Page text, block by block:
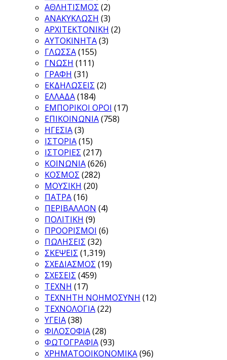
ΑΘΛΗΤΙΣΜΟΣ (2)
ΑΝΑΚΥΚΛΩΣΗ (3)
ΑΡΧΙΤΕΚΤΟΝΙΚΗ (2)
ΑΥΤΟΚΙΝΗΤΑ(3)
ΓΛΩΣΣΑ(155)
ΓΝΩΣΗ (111)
ΓΡΑΦΗ (31)
ΕΚΔΗΛΩΣΕΙΣ (2)
ΕΛΛΑΔΑ(184)
ΕΜΠΟΡΙΚΟΙ ΟΡΟΙ (17)
ΕΠΙΚΟΙΝΩΝΙΑ(758)
ΗΓΕΣΙΑ(3)
ΙΣΤΟΡΙΑ(15)
ΙΣΤΟΡΙΕΣ (217)
ΚΟΙΝΩΝΙΑ(626)
ΚΟΣΜΟΣ (282)
ΜΟΥΣΙΚΗ (20)
ΠΑΤΡΑ(16)
ΠΕΡΙΒΑΛΛΟΝ (4)
ΠΟΛΙΤΙΚΗ (9)
ΠΡΟΟΡΙΣΜΟΙ (6)
ΠΩΛΗΣΕΙΣ (32)
ΣΚΕΨΕΙΣ (1,319)
ΣΧΕΔΙΑΣΜΟΣ (19)
ΣΧΕΣΕΙΣ (459)
ΤΕΧΝΗ (17)
ΤΕΧΝΗΤΗ ΝΟΗΜΟΣΥΝΗ (12)
ΤΕΧΝΟΛΟΓΙΑ(22)
ΥΓΕΙΑ(38)
ΦΙΛΟΣΟΦΙΑ(28)
ΦΩΤΟΓΡΑΦΙΑ(93)
ΧΡΗΜΑΤΟΟΙΚΟΝΟΜΙΚΑ(96)